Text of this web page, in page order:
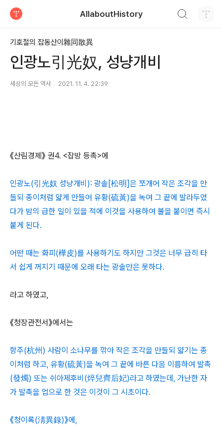
AllaboutHistory
기호철의 잡동산이雜同散異
인광노引光奴, 성냥개비
세상의 모든 역사 2021. 11. 4. 22:39
《산림경제》 권4. <잡방 등촉>에
인광노(引光奴 성냥개비): 광솔[松明]은 쪼개어 작은 조각을 만
들되 종이처럼 얇게 만들어 유황(硫黃)을 녹여 그 끝에 발라두었
다가 밤의 급한 일이 있을 적에 이것을 사용하여 불을 붙이면 즉시
붙게 된다.
어떤 때는 화피(樺皮)를 사용하기도 하지만 그것은 너무 급히 타
서 쉽게 꺼지기 때문에 오래 타는 광솔만은 못하다.
라고 하였고,
《청장관전서》에서는
항주(杭州) 사람이 소나무를 깎아 작은 조각을 만들되 얇기는 종
이처럼 하고, 유황(硫黃)을 녹여 그 끝에 바른 다음 이름하여 발촉
(發燭) 또는 쉬아제후비(焠兒齊后妃)라고 하였는데, 가난한 자
가 발촉을 업으로 한 것은 이것이 그 시초이다.
《청이록(淸異錄)》에,